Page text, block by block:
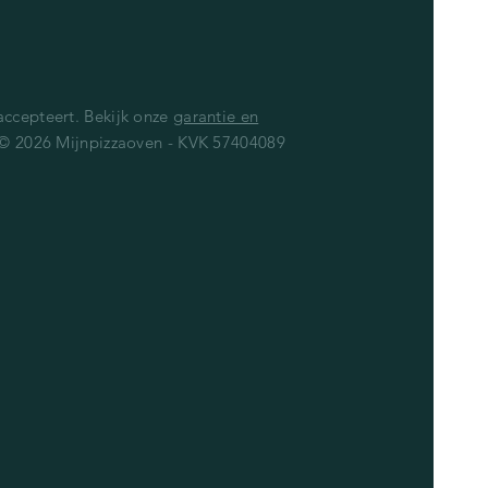
Bekijk onze garantie en
2026 Mijnpizzaoven - KVK 57404089